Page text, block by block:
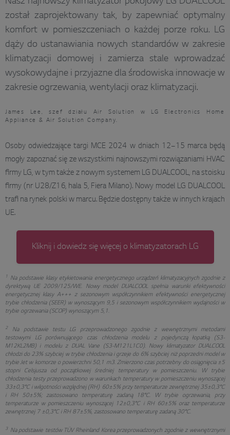
został zaprojektowany tak, by zapewniać optymalny
komfort w pomieszczeniach o każdej porze roku. LG
dąży do ustanawiania nowych standardów w zakresie
klimatyzacji domowej i zamierza stale wprowadzać
wysokowydajne i przyjazne dla środowiska innowacje w
zakresie ogrzewania, wentylacji oraz klimatyzacji.
James Lee, szef działu Air Solution w LG Electronics Home
Appliance & Air Solution Company.
Osoby odwiedzające targi MCE 2024 w dniach 12–15 marca będą
mogły zapoznać się ze wszystkimi najnowszymi rozwiązaniami HVAC
firmy LG, w tym także z nowym systemem LG DUALCOOL, na stoisku
firmy (nr U28/Z16, hala 5, Fiera Milano). Nowy model LG DUALCOOL
trafi na rynek polski w marcu. Będzie dostępny także w innych krajach
UE.
Kliknij i dowiedz się więcej o klimatyzatorach LG
1
Na podstawie klasy etykietowania energetycznego urządzeń klimatyzacyjnych zgodnie z
dyrektywą UE 2009/125/WE. Nowy model DUALCOOL spełnia warunki efektywności
energetycznej klasy A+++ z sezonowym współczynnikiem efektywności energetycznej
trybie chłodzenia (SEER) w wynoszącym 9,5 i sezonowym współczynnikiem wydajności w
trybie ogrzewania (SCOP) wynoszącym 5,1.
2
Na podstawie testu LG przeprowadzonego zgodnie z wewnętrznymi metodami
testowymi LG porównującego czas chłodzenia modelu z pojedynczą łopatką (S3-
M12KL2MB) i modelu z DUAL Vane (S3-M121L1C0). Nowy klimatyzator DUALCOOL
chłodzi do 23% szybciej w trybie chłodzenia i grzeje do 6% szybciej niż poprzedni model w
trybie Jet w komorze o powierzchni 50,1 m3. Zmierzono czas potrzebny do osiągnięcia ±5
stopni Celsjusza od początkowej średniej temperatury w pomieszczeniu. W trybie
chłodzenia testy przeprowadzono w warunkach temperatury w pomieszczeniu wynoszącej
33±0,3°C i wilgotności względnej (RH) 60±5% przy temperaturze zewnętrznej 35±0,3°C
i RH 50±5%; zastosowano temperaturę zadaną 18°C. W trybie ogrzewania, przy
temperaturze w pomieszczeniu wynoszącej 12±0,3°C i RH 60±5% oraz temperaturze
zewnętrznej 7 ±0,3°C i RH 87±5%, zastosowano temperaturę zadaną 30°C.
3
Na podstawie testów TÜV Rheinland Korea przeprowadzonych zgodnie z wewnętrznymi